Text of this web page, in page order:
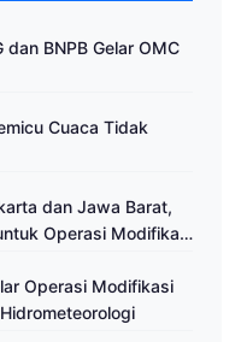
BNPB Gelar OMC
Cuaca Tidak
dan Jawa Barat,
Operasi Modifikasi
Operasi Modifikasi